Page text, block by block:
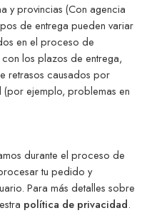
y provincias (Con agencia
de entrega pueden variar
en el proceso de
los plazos de entrega,
retrasos causados por
(por ejemplo, problemas en
durante el proceso de
tu pedido y
Para más detalles sobre
política de privacidad.